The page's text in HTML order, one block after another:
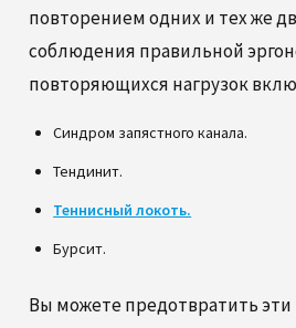
повторением одних и тех же
соблюдения правильной
повторяющихся нагрузок
Синдром запястного канала.
Тендинит.
Теннисный локоть.
Бурсит.
Вы можете предотвратить